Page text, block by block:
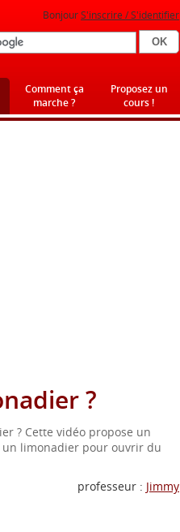
BonjourS'inscrire / S'identifier
Comment ça
marche ?
Proposez un
cours !
?
? Cette vidéo propose un
limonadier pour ouvrir du
professeur : Jimmy